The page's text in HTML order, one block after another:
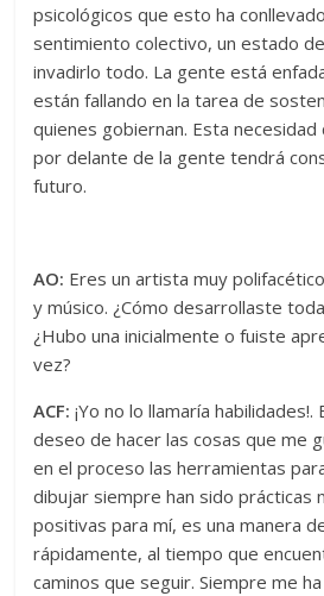
psicológicos que esto ha
sentimiento colectivo, un estado
invadirlo todo. La gente está
están fallando en la tarea de
quienes gobiernan. Esta
por delante de la gente tendrá
futuro.
AO: Eres un artista muy
y músico. ¿Cómo desarrollaste
¿Hubo una inicialmente o fuiste
vez?
ACF:¡Yo no lo llamaría
deseo de hacer las cosas que me
en el proceso las herramientas
dibujar siempre han sido prácticas
positivas para mí, es una manera
rápidamente, al tiempo que
caminos que seguir. Siempre me